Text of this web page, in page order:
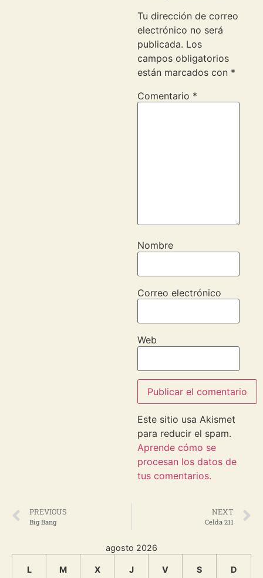
Tu dirección de correo
electrónico no será
publicada. Los
campos obligatorios
están marcados con *
Comentario *
Nombre
Correo electrónico
Web
Este sitio usa Akismet
para reducir el spam.
Aprende cómo se
procesan los datos de
tus comentarios.
PREVIOUS
Big Bang
NEXT
Celda 211
agosto 2026
L M X J V S D